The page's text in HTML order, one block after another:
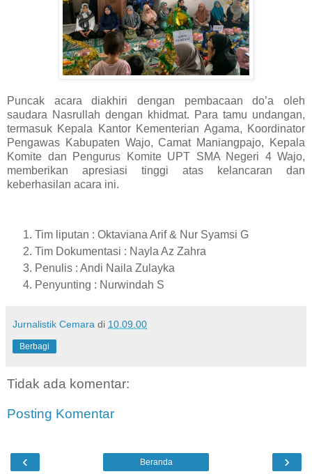
Puncak acara diakhiri dengan pembacaan do’a oleh
saudara Nasrullah dengan khidmat. Para tamu undangan,
termasuk Kepala Kantor Kementerian Agama, Koordinator
Pengawas Kabupaten Wajo, Camat Maniangpajo, Kepala
Komite dan Pengurus Komite UPT SMA Negeri 4 Wajo,
memberikan apresiasi tinggi atas kelancaran dan
keberhasilan acara ini.
Tim liputan : Oktaviana Arif & Nur Syamsi G
Tim Dokumentasi : Nayla Az Zahra
Penulis : Andi Naila Zulayka
Penyunting : Nurwindah S
Jurnalistik Cemara di 10.09.00
Berbagi
Tidak ada komentar:
Posting Komentar
‹ ›
Beranda